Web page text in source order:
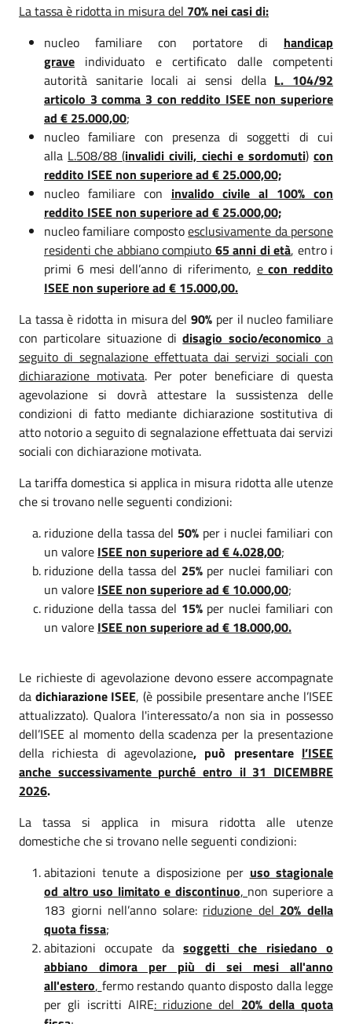
La tassa è ridotta in misura del 70% nei casi di:
nucleo familiare con portatore di handicap
grave individuato e certificato dalle competenti
autorità sanitarie locali ai sensi della L. 104/92
articolo 3 comma 3 con reddito ISEE non superiore
ad € 25.000,00;
nucleo familiare con presenza di soggetti di cui
alla L.508/88 (invalidi civili, ciechi e sordomuti)con
reddito ISEE non superiore ad € 25.000,00;
nucleo familiare con invalido civile al 100% con
reddito ISEE non superiore ad € 25.000,00;
nucleo familiare compostoesclusivamente da persone
residenti che abbiano compiuto 65 anni di età, entro i
primi 6 mesi dell’anno di riferimento, econ reddito
ISEE non superiore ad € 15.000,00.
La tassa è ridotta in misura del90% per il nucleo familiare
con particolare situazione didisagio socio/economico a
seguito di segnalazione effettuata dai servizi sociali con
dichiarazione motivata. Per poter beneficiare di questa
agevolazione si dovrà attestare la sussistenza delle
condizioni di fatto mediante dichiarazione sostitutiva di
atto notorio a seguito di segnalazione effettuata dai servizi
sociali con dichiarazione motivata.
La tariffa domestica si applica in misura ridotta alle utenze
che si trovano nelle seguenti condizioni:
riduzione della tassa del 50% per i nuclei familiari con
un valore ISEE non superiore ad € 4.028,00;
riduzione della tassa del 25%per nuclei familiari con
un valore ISEE non superiore ad € 10.000,00;
riduzione della tassa del 15%per nuclei familiari con
un valore ISEE non superiore ad € 18.000,00.
Le richieste di agevolazione devono essere accompagnate
da dichiarazione ISEE, (è possibile presentare anche l’ISEE
attualizzato). Qualora l'interessato/a non sia in possesso
dell’ISEE al momento della scadenza per la presentazione
della richiesta di agevolazione, può presentare l’ISEE
anche successivamente purché entro il 31 DICEMBRE
2026.
La tassa si applica in misura ridotta alle utenze
domestiche che si trovano nelle seguenti condizioni:
abitazioni tenute a disposizione per uso stagionale
od altro uso limitato e discontinuo, non superiore a
183 giorni nell’anno solare: riduzione del 20% della
quota fissa;
abitazioni occupate da soggetti che risiedano o
abbiano dimora per più di sei mesi all'anno
all'estero, fermo restando quanto disposto dalla legge
per gli iscritti AIRE: riduzione del 20% della quota